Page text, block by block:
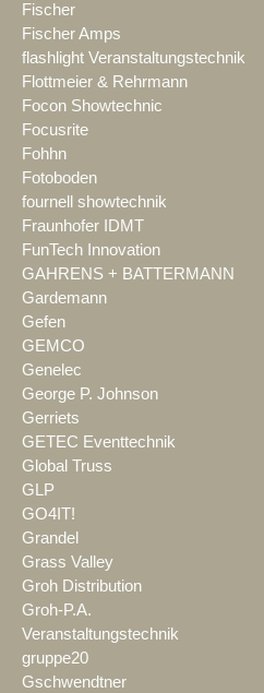
Fischer
Fischer Amps
flashlight Veranstaltungstechnik
Flottmeier & Rehrmann
Focon Showtechnic
Focusrite
Fohhn
Fotoboden
fournell showtechnik
Fraunhofer IDMT
FunTech Innovation
GAHRENS + BATTERMANN
Gardemann
Gefen
GEMCO
Genelec
George P. Johnson
Gerriets
GETEC Eventtechnik
Global Truss
GLP
GO4IT!
Grandel
Grass Valley
Groh Distribution
Groh-P.A.
Veranstaltungstechnik
gruppe20
Gschwendtner